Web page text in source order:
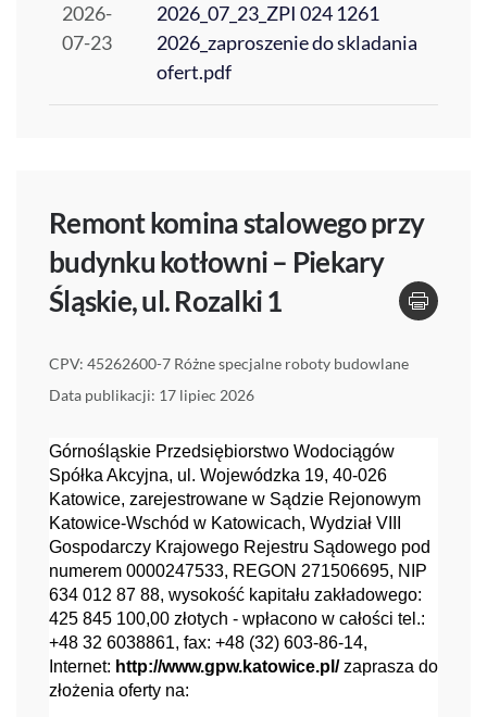
2026-
07-23
2026_07_23_ZPI 024 1261
2026_zaproszenie do skladania
ofert.pdf
Remont komina stalowego przy
budynku kotłowni – Piekary
Śląskie, ul. Rozalki 1
CPV: 45262600-7 Różne specjalne roboty budowlane
Data publikacji: 17 lipiec 2026
Górnośląskie Przedsiębiorstwo Wodociągów
Spółka Akcyjna, ul. Wojewódzka 19, 40-026
Katowice, zarejestrowane w Sądzie Rejonowym
Katowice-Wschód w Katowicach, Wydział VIII
Gospodarczy Krajowego Rejestru Sądowego pod
numerem 0000247533, REGON 271506695, NIP
634 012 87 88, wysokość kapitału zakładowego:
425 845 100,00 złotych - wpłacono w całości tel.:
+48 32 6038861, fax: +48 (32) 603-86-14,
Internet: http://www.gpw.katowice.pl/zaprasza do
złożenia oferty na: